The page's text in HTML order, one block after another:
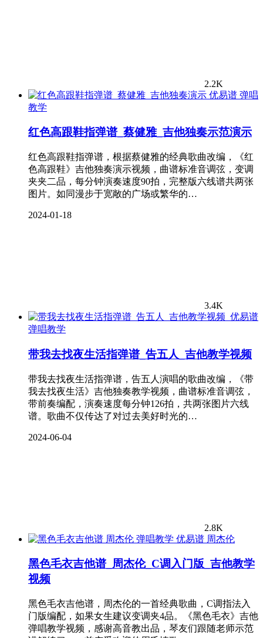
2.2K
弹唱
教学
红色高跟鞋指弹谱_蔡健雅_吉他独奏示范演示
红色高跟鞋指弹谱，根据蔡健雅的经典歌曲改编，《红
色高跟鞋》吉他独奏演示视频，曲谱标准音调弦，变调
夹夹二品，每分钟演奏速度90拍，完整版六线谱共两张
图片。如同漫步于宽敞的广场或繁华的…
2024-01-18
3.4K
弹唱教学
带我去找夜生活指弹谱_告五人_吉他教学视频
带我去找夜生活指弹谱，告五人演唱的歌曲改编，《带
我去找夜生活》吉他独奏教学视频，曲谱标准音调弦，
带前奏编配，演奏速度每分钟126拍，共两张图片六线
谱。歌曲不仅传达了对过去美好时光的…
2024-06-04
2.8K
周杰伦
黑色毛衣吉他谱_周杰伦_C调入门版_吉他教学
视频
黑色毛衣吉他谱，周杰伦的一首经典歌曲，C调指法入
门版编配，如果女生建议变调夹4品。《黑色毛衣》吉他
弹唱教学视频，感谢高音教出品，琴友们跟随老师示范